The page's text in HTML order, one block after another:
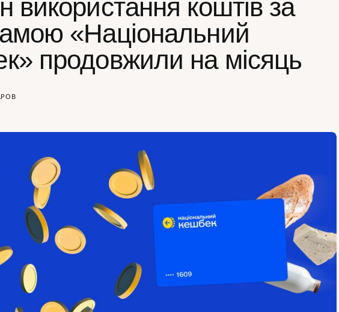
використання коштів за
«Національний
продовжили на місяць